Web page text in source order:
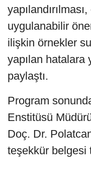
uygulanabilir
ilişkin örnekler
yapılan hatalara
paylaştı.
Program
Enstitüsü
Doç. Dr.
teşekkür belgesi